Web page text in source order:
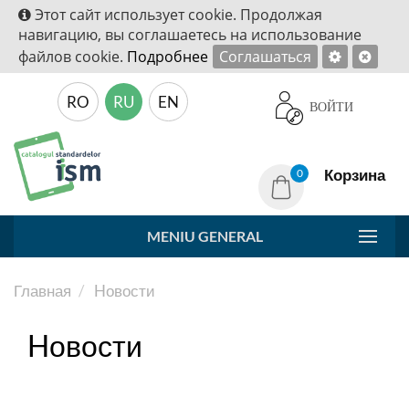
Этот сайт использует cookie. Продолжая
навигацию, вы соглашаетесь на использование
файлов cookie. Подробнее Соглашаться
ВОЙТИ
RO RU EN
0 Корзина
MENIU GENERAL
Главная Hовости
Hовости